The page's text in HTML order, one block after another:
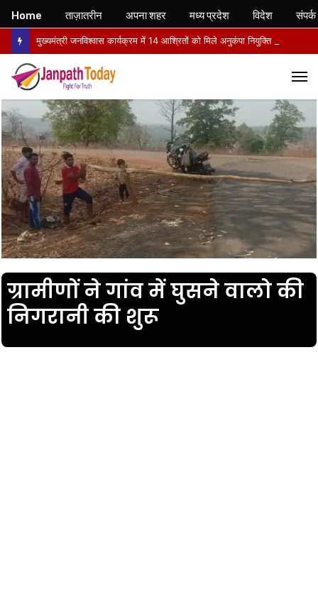
ग्रामीणों ने गांव में घुसने वालो की
निगरानी की शुरू
Home ताज़ातरीन अपना शहर मध्य प्रदेश विदेश संपर्क